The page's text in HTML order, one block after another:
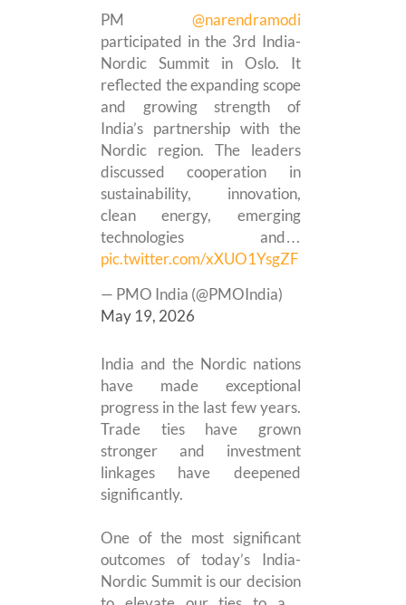
PM @narendramodi
participated in the 3rd India-
Nordic Summit in Oslo. It
reflected the expanding scope
and growing strength of
India’s partnership with the
Nordic region. The leaders
discussed cooperation in
sustainability, innovation,
clean energy, emerging
technologies and…
pic.twitter.com/xXUO1YsgZF
— PMO India (@PMOIndia)
May 19, 2026
India and the Nordic nations
have made exceptional
progress in the last few years.
Trade ties have grown
stronger and investment
linkages have deepened
significantly.
One of the most significant
outcomes of today’s India-
Nordic Summit is our decision